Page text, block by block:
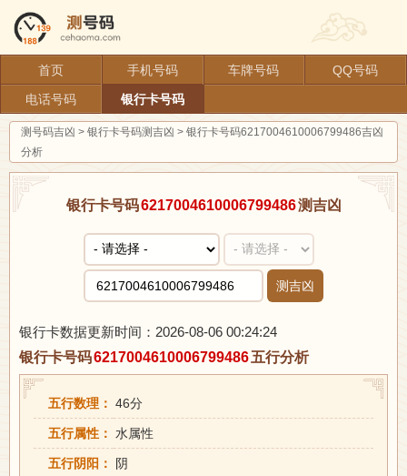
首页 手机号码 车牌号码
QQ号码
电话号码
银行卡号码
测号码吉凶 > 银行卡号码测吉凶 > 银行卡号码6217004610006799486吉凶
分析
银行卡号码6217004610006799486测吉凶
测吉凶
银行卡数据更新时间：2026-08-06 00:24:24
银行卡号码6217004610006799486五行分析
五行数理： 46分
五行属性： 水属性
五行阴阳： 阴